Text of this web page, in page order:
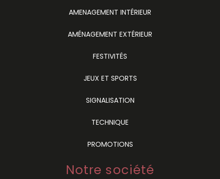
AMENAGEMENT INTÉRIEUR
AMÉNAGEMENT EXTÉRIEUR
FESTIVITÉS
JEUX ET SPORTS
SIGNALISATION
TECHNIQUE
PROMOTIONS
Notre société